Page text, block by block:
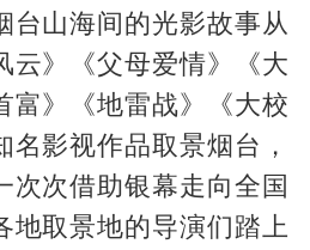
台山海间的光影故事从
云》《父母爱情》《大
富》《地雷战》《大校
名影视作品取景烟台，
次次借助银幕走向全国
地取景地的导演们踏上